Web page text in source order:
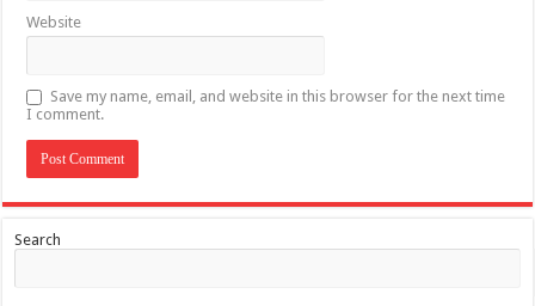
Website
Save my name, email, and website in this browser for the next time
I comment.
Search